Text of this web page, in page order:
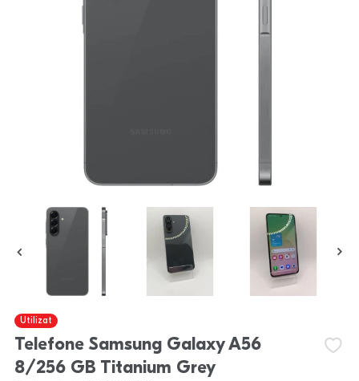
Utilizat
Telefone Samsung Galaxy A56
8/256 GB Titanium Grey